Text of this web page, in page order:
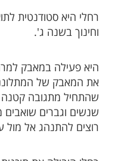
רחלי היא סטודנטית
וחינוך בשנה ג'.
היא פעילה במאבק
את המאבק של
שהתחיל מתגובה קטנה
שנשים וגברים שואבים
רוצים להתנהג אל מול